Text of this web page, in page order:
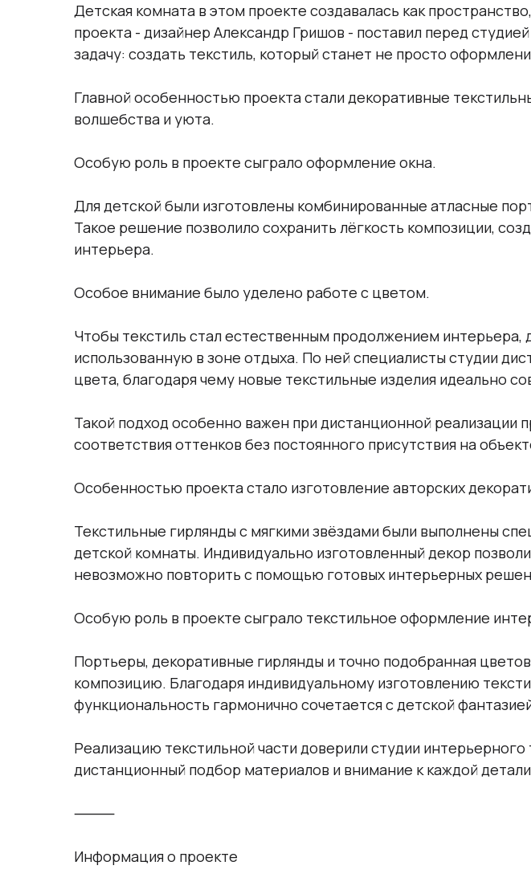
Детская комната в этом проекте создавалась как
проекта - дизайнер Александр Гришов - поставил перед
задачу: создать текстиль, который станет не просто
Главной особенностью проекта стали декоративные
волшебства и уюта.
Особую роль в проекте сыграло оформление окна.
Для детской были изготовлены комбинированные атласные
Такое решение позволило сохранить лёгкость композиции,
интерьера.
Особое внимание было уделено работе с цветом.
Чтобы текстиль стал естественным продолжением
использованную в зоне отдыха. По ней специалисты студии
цвета, благодаря чему новые текстильные изделия идеально
Такой подход особенно важен при дистанционной реализации
соответствия оттенков без постоянного присутствия на
Особенностью проекта стало изготовление авторских
Текстильные гирлянды с мягкими звёздами были выполнены
детской комнаты. Индивидуально изготовленный декор
невозможно повторить с помощью готовых интерьерных
Особую роль в проекте сыграло текстильное оформление
Портьеры, декоративные гирлянды и точно подобранная
композицию. Благодаря индивидуальному изготовлению
функциональность гармонично сочетается с детской
Реализацию текстильной части доверили студии
дистанционный подбор материалов и внимание к каждой
⸻
Информация о проекте